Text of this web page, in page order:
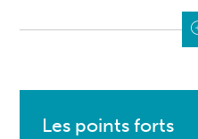
Les points forts